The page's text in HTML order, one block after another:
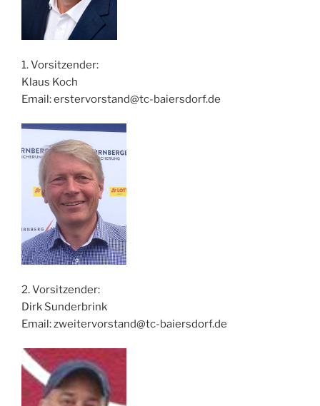
1. Vorsitzender:
Klaus Koch
Email: erstervorstand@tc-baiersdorf.de
2. Vorsitzender:
Dirk Sunderbrink
Email: zweitervorstand@tc-baiersdorf.de